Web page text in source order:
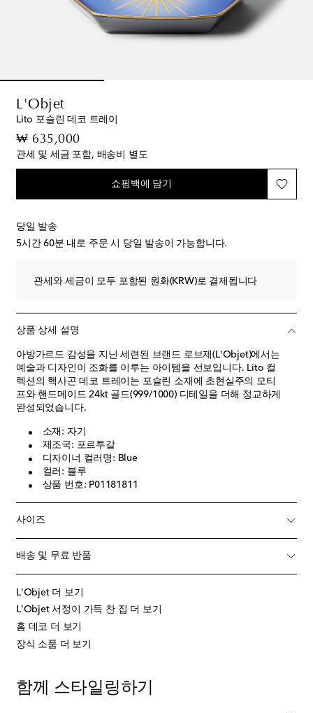
L'Objet
Lito 포슬린 데코 트레이
₩ 635,000original price
관세 및 세금 포함, 배송비 별도
쇼핑백에 담기
당일 발송
5시간 60분 내로 주문 시 당일 발송이 가능합니다.
관세와 세금이 모두 포함된 원화(KRW)로 결제됩니다
상품 상세 설명
아방가르드 감성을 지닌 세련된 브랜드 로브제(L'Objet)에서는
예술과 디자인이 조화를 이루는 아이템을 선보입니다. Lito 컬
렉션의 헥사곤 데코 트레이는 포슬린 소재에 초현실주의 모티
프와 핸드메이드 24kt 골드(999/1000) 디테일을 더해 정교하게
완성되었습니다.
소재: 자기
제조국: 포르투갈
디자이너 컬러명: Blue
컬러: 블루
상품 번호: P01181811
사이즈
배송 및 무료 반품
L'Objet 더 보기
L'Objet 서정이 가득 찬 집 더 보기
홈 데코 더 보기
장식 소품 더 보기
함께 스타일링하기